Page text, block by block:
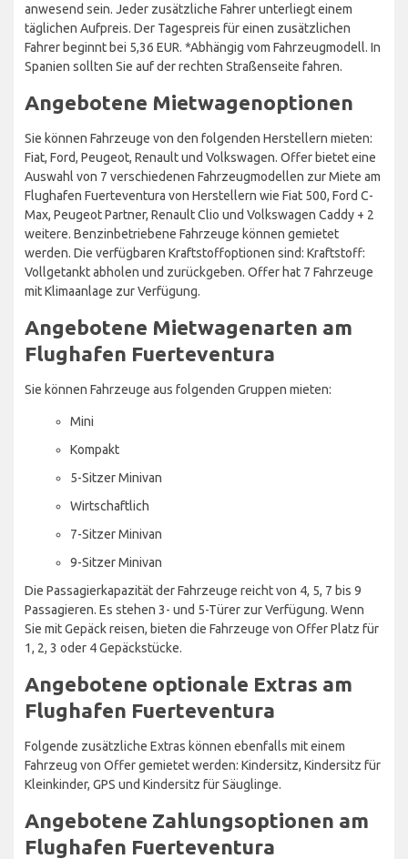
anwesend sein. Jeder zusätzliche Fahrer unterliegt einem
täglichen Aufpreis. Der Tagespreis für einen zusätzlichen
Fahrer beginnt bei 5,36 EUR. *Abhängig vom Fahrzeugmodell. In
Spanien sollten Sie auf der rechten Straßenseite fahren.
Angebotene Mietwagenoptionen
Sie können Fahrzeuge von den folgenden Herstellern mieten:
Fiat, Ford, Peugeot, Renault und Volkswagen. Offer bietet eine
Auswahl von 7 verschiedenen Fahrzeugmodellen zur Miete am
Flughafen Fuerteventura von Herstellern wie Fiat 500, Ford C-
Max, Peugeot Partner, Renault Clio und Volkswagen Caddy + 2
weitere. Benzinbetriebene Fahrzeuge können gemietet
werden. Die verfügbaren Kraftstoffoptionen sind: Kraftstoff:
Vollgetankt abholen und zurückgeben. Offer hat 7 Fahrzeuge
mit Klimaanlage zur Verfügung.
Angebotene Mietwagenarten am
Flughafen Fuerteventura
Sie können Fahrzeuge aus folgenden Gruppen mieten:
Mini
Kompakt
5-Sitzer Minivan
Wirtschaftlich
7-Sitzer Minivan
9-Sitzer Minivan
Die Passagierkapazität der Fahrzeuge reicht von 4, 5, 7 bis 9
Passagieren. Es stehen 3- und 5-Türer zur Verfügung. Wenn
Sie mit Gepäck reisen, bieten die Fahrzeuge von Offer Platz für
1, 2, 3 oder 4 Gepäckstücke.
Angebotene optionale Extras am
Flughafen Fuerteventura
Folgende zusätzliche Extras können ebenfalls mit einem
Fahrzeug von Offer gemietet werden: Kindersitz, Kindersitz für
Kleinkinder, GPS und Kindersitz für Säuglinge.
Angebotene Zahlungsoptionen am
Flughafen Fuerteventura